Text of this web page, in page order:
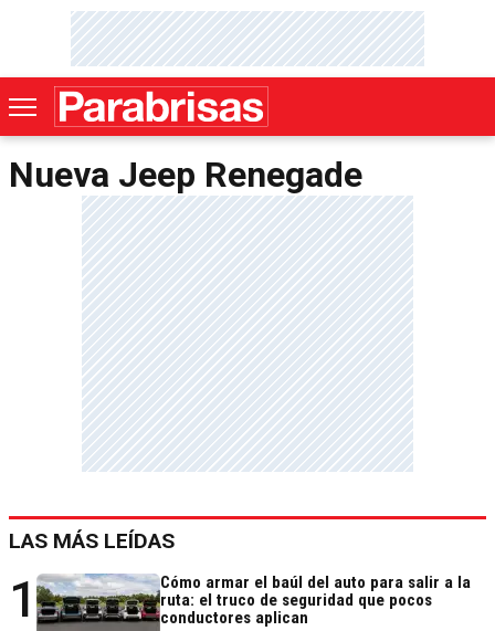
Nueva Jeep Renegade
LAS MÁS LEÍDAS
1
Cómo armar el baúl del auto para salir a la
ruta: el truco de seguridad que pocos
conductores aplican